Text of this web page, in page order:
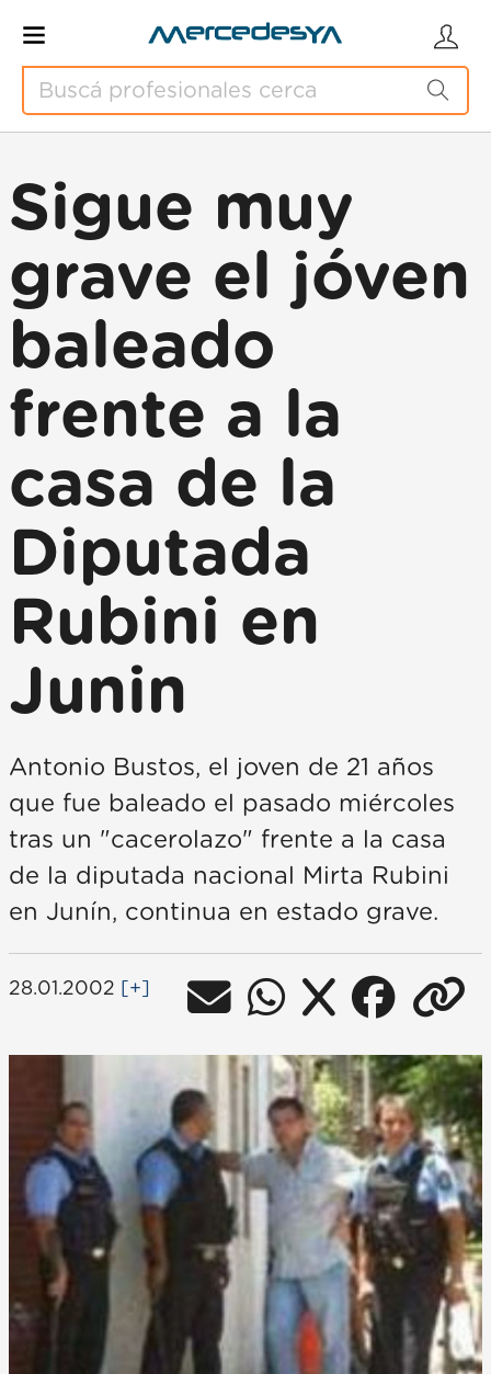
Sigue muy
grave el jóven
baleado
frente a la
casa de la
Diputada
Rubini en
Junin
Antonio Bustos, el joven de 21 años
que fue baleado el pasado miércoles
tras un "cacerolazo" frente a la casa
de la diputada nacional Mirta Rubini
en Junín, continua en estado grave.
28.01.2002 [+]